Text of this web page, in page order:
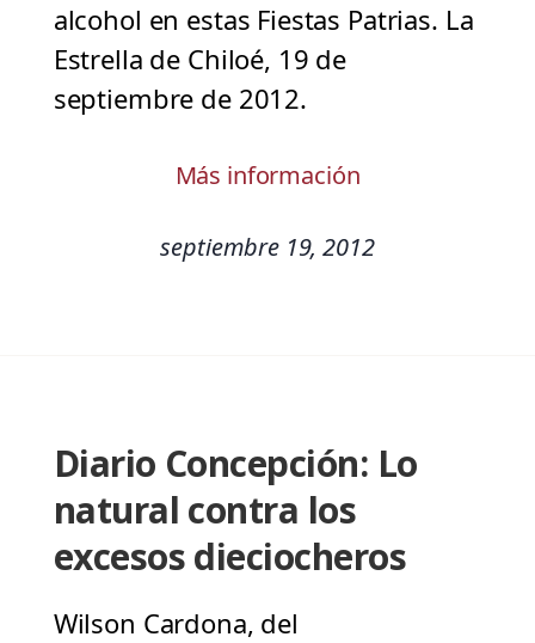
alcohol en estas Fiestas Patrias. La
Estrella de Chiloé, 19 de
septiembre de 2012.
Más información
septiembre 19, 2012
Diario Concepción: Lo
natural contra los
excesos dieciocheros
Wilson Cardona, del